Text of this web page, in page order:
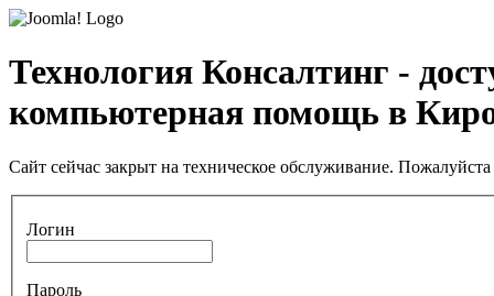
Технология Консалтинг -
компьютерная помощь в
Сайт сейчас закрыт на техническое обслуживание.
Логин
Пароль